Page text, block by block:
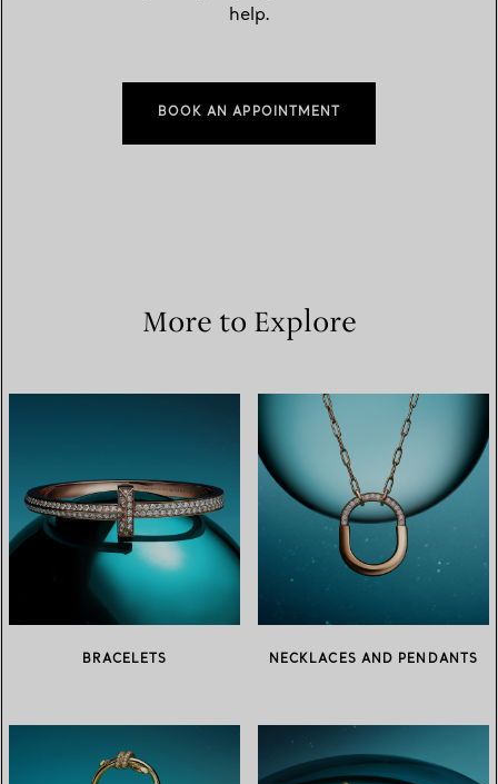
help.
BOOK AN APPOINTMENT
More to Explore
BRACELETS NECKLACES AND PENDANTS